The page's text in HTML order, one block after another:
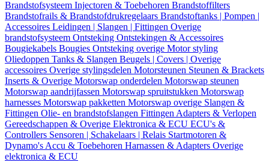
Brandstofsysteem Injectoren & Toebehoren Brandstoffilters
Brandstofrails & Brandstofdrukregelaars Brandstoftanks | Pompen |
Accessoires Leidingen | Slangen | Fittingen Overige
brandstofsysteem Ontsteking Ontstekingen & Accessoires
Bougiekabels Bougies Ontsteking overige Motor styling
Oliedoppen Tanks & Slangen Beugels | Covers | Overige
accessoires Overige stylingsdelen Motorsteunen Steunen & Brackets
Inserts & Overige Motorswap onderdelen Motorswap steunen
Motorswap aandrijfassen Motorswap spruitstukken Motorswap
harnesses Motorswap pakketten Motorswap overige Slangen &
Fittingen Olie- en brandstofslangen Fittingen Adapters & Verlopen
Gereedschappen & Overige Elektronica & ECU ECU's &
Controllers Sensoren | Schakelaars | Relais Startmotoren &
Dynamo's Accu & Toebehoren Harnassen & Adapters Overige
elektronica & ECU